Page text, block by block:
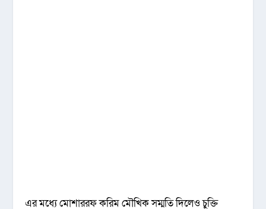
এর মধ্যে মোশাররফ করিম মৌখিক সম্মতি দিলেও চুক্তি